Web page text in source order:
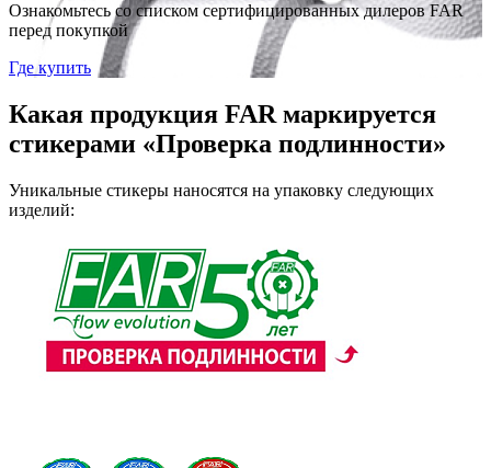
Ознакомьтесь со списком сертифицированных дилеров FAR
перед покупкой
Где купить
Какая продукция FAR маркируется
стикерами «Проверка подлинности»
Уникальные стикеры наносятся на упаковку следующих
изделий: